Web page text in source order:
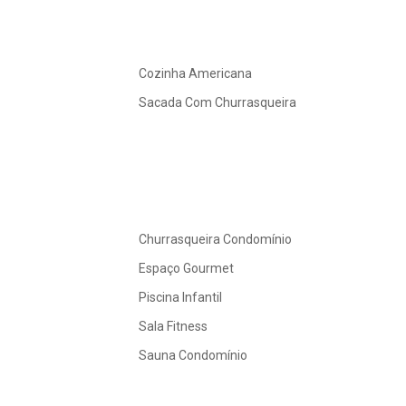
Cozinha Americana
Sacada Com Churrasqueira
Churrasqueira Condomínio
Espaço Gourmet
Piscina Infantil
Sala Fitness
Sauna Condomínio